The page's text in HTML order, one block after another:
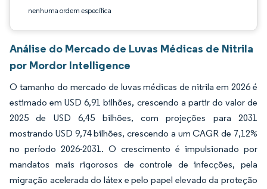
nenhuma ordem específica
Análise do Mercado de Luvas Médicas de Nitrila
por Mordor Intelligence
O tamanho do mercado de luvas médicas de nitrila em 2026 é
estimado em USD 6,91 bilhões, crescendo a partir do valor de
2025 de USD 6,45 bilhões, com projeções para 2031
mostrando USD 9,74 bilhões, crescendo a um CAGR de 7,12%
no período 2026-2031. O crescimento é impulsionado por
mandatos mais rigorosos de controle de infecções, pela
migração acelerada do látex e pelo papel elevado da proteção